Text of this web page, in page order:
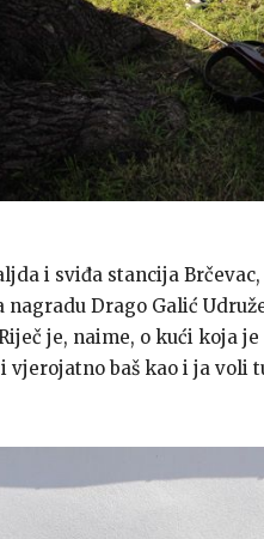
i sviđa stancija
nagradu Drago Galić
je, naime, o kući koja
vjerojatno baš kao i ja voli